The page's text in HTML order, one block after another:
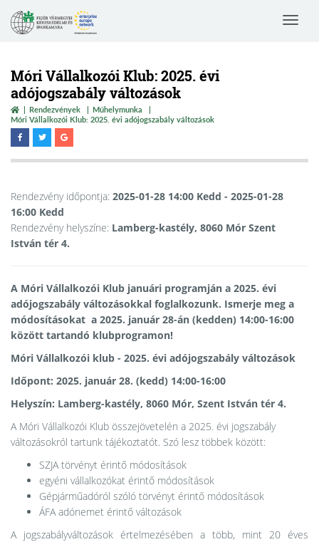
Toggle
Móri Vállalkozói Klub: 2025. évi
adójogszabály változások
Rendezvények
Műhelymunka
Móri Vállalkozói Klub: 2025. évi adójogszabály változások
Rendezvény időpontja: 2025-01-28 14:00 Kedd - 2025-01-28
16:00 Kedd
Rendezvény helyszíne: Lamberg-kastély, 8060 Mór Szent
István tér 4.
A Móri Vállalkozói Klub januári programján a 2025. évi
adójogszabály változásokkal foglalkozunk. Ismerje meg a
módosításokat a 2025. január 28-án (kedden) 14:00-16:00
között tartandó klubprogramon!
Móri Vállalkozói klub - 2025. évi adójogszabály változások
Időpont: 2025. január 28. (kedd) 14:00-16:00
Helyszín: Lamberg-kastély, 8060 Mór, Szent István tér 4.
A Móri Vállalkozói Klub összejövetelén a 2025. évi jogszabály
változásokról tartunk tájékoztatót. Szó lesz többek között:
SZJA törvényt érintő módosítások
egyéni vállalkozókat érintő módosítások
Gépjárműadóról szóló törvényt érintő módosítások
ÁFA adónemet érintő változások
A jogszabályváltozások értelmezésében a több, mint 20 éves